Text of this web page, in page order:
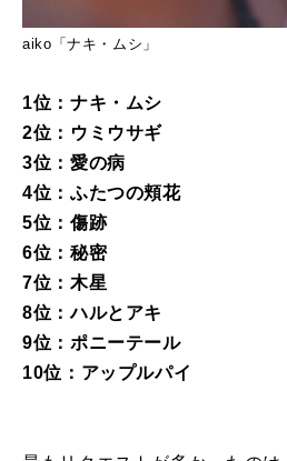
aiko「ナキ・ムシ」
1位：ナキ・ムシ
2位：ウミウサギ
3位：愛の病
4位：ふたつの頬花
5位：傷跡
6位：秘密
7位：木星
8位：ハルとアキ
9位：ポニーテール
10位：アップルパイ